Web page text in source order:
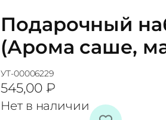
Подарочный
(Арома саше,
УТ-00006229
545,00 ₽
Нет в наличии